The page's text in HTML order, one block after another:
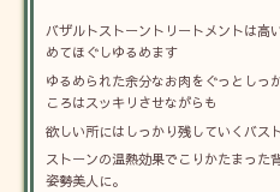
バザルトストーントリートメントは高
めてほぐしゆるめます
ゆるめられた余分なお肉をぐっとしっ
ころはスッキリさせながらも
欲しい所にはしっかり残していくバス
ストーンの温熱効果でこりかたまった
姿勢美人に。